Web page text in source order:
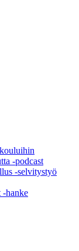
-podcast
-selvitystyö
hanke